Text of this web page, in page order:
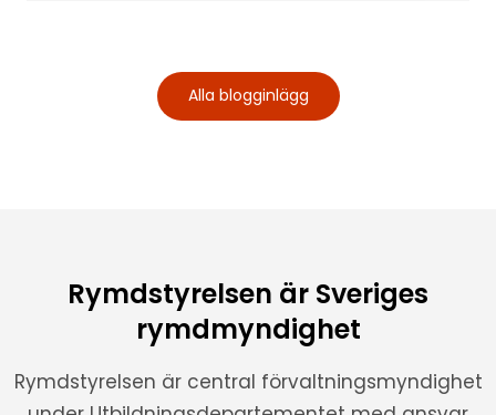
Alla blogginlägg
Rymdstyrelsen är Sveriges
rymdmyndighet
Rymdstyrelsen är central förvaltningsmyndighet